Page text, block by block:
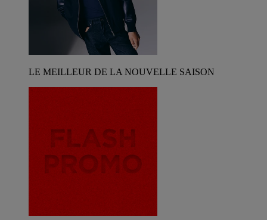
LE MEILLEUR DE LA NOUVELLE SAISON